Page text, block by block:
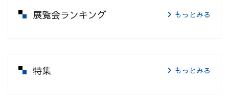
展覧会ランキング もっとみる
特集 もっとみる